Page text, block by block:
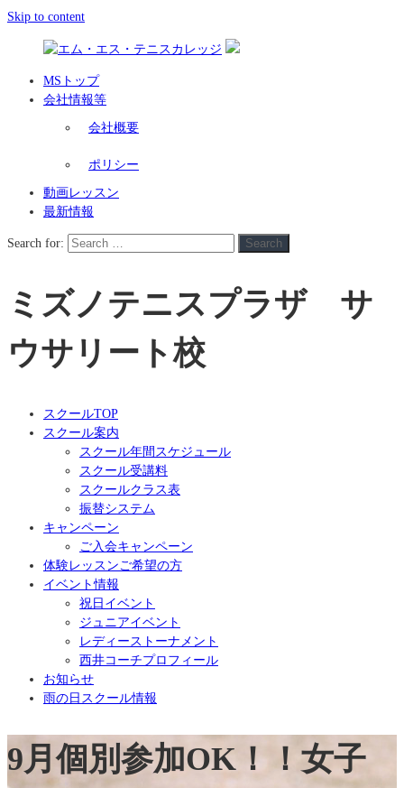
Skip to content
MSトップ
会社情報等
会社概要
ポリシー
動画レッスン
最新情報
Search for: Search
ミズノテニスプラザ サ
ウサリート校
スクールTOP
スクール案内
スクール年間スケジュール
スクール受講料
スクールクラス表
振替システム
キャンペーン
ご入会キャンペーン
体験レッスンご希望の方
イベント情報
祝日イベント
ジュニアイベント
レディーストーナメント
西井コーチプロフィール
お知らせ
雨の日スクール情報
9月個別参加OK！！女子